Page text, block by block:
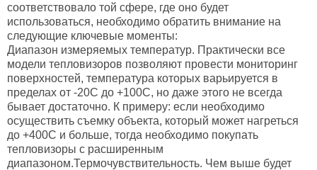
соответствовало той сфере, где оно будет
использоваться, необходимо обратить внимание на
следующие ключевые моменты:
Диапазон измеряемых температур. Практически все
модели тепловизоров позволяют провести мониторинг
поверхностей, температура которых варьируется в
пределах от -20С до +100С, но даже этого не всегда
бывает достаточно. К примеру: если необходимо
осуществить съемку объекта, который может нагреться
до +400С и больше, тогда необходимо покупать
тепловизоры с расширенным
диапазоном.Термочувствительность. Чем выше будет